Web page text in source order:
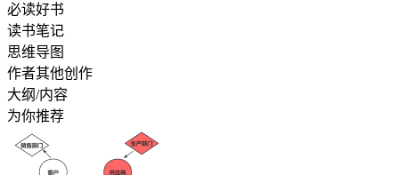
必读好书
读书笔记
思维导图
作者其他创作
大纲/内容
为你推荐